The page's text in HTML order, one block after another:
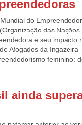
do
das Nações
e seu impacto
Afogados da Ingazeira
feminino:
Estadual
Econômico e
ocupando, com muito
ainda